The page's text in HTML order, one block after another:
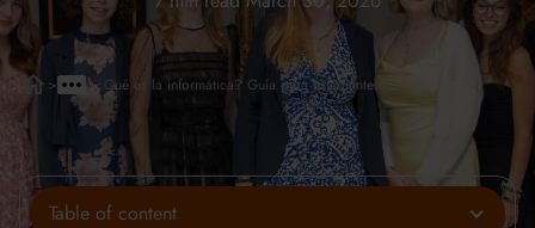
> >¿Qué es la informática? Guía para estudiantes
Table of content